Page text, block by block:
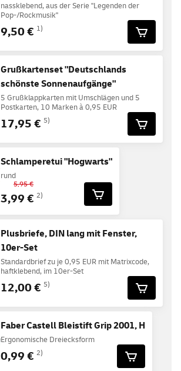
nassklebend, aus der Serie "Legenden der
Pop-/Rockmusik"
9,50 € 1)
Grußkartenset "Deutschlands
schönste Sonnenaufgänge"
5 Grußklappkarten mit Umschlägen und 5
Postkarten, 10 Marken à 0,95 EUR
17,95 € 5)
Schlamperetui "Hogwarts"
rund
5,95 €
3,99 € 2)
Plusbriefe, DIN lang mit Fenster,
10er-Set
Standardbrief zu je 0,95 EUR mit Matrixcode,
haftklebend, im 10er-Set
12,00 € 5)
Faber Castell Bleistift Grip 2001, H
Ergonomische Dreiecksform
0,99 € 2)